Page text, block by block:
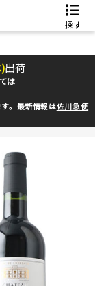
探す
)出荷
は
。最新情報は佐川急便